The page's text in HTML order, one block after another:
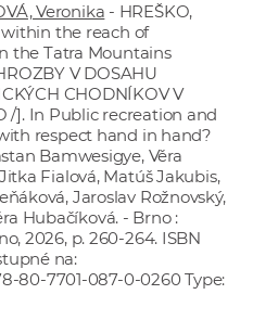
Veronika - HREŠKO,
the reach of
the Tatra Mountains
V DOSAHU
CHODNÍKOV V
/]. In Public recreation and
respect hand in hand?
Bamwesigye, Věra
Fialová, Matúš Jakubis,
Jaroslav Rožnovský,
Hubačíková. - Brno :
2026, p. 260-264. ISBN
na:
80-7701-087-0-0260Type: